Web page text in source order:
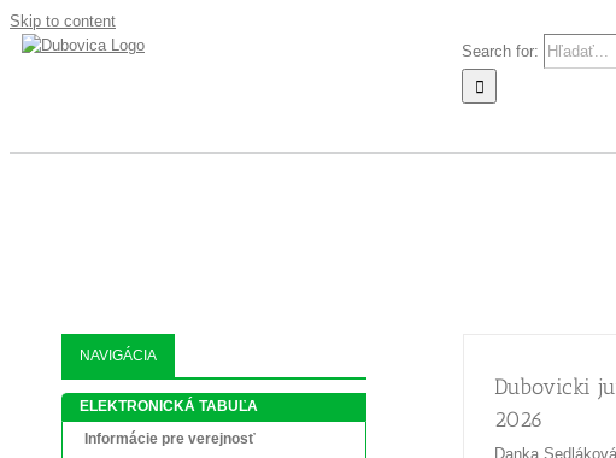
Skip to content
Search for:
Dubovicki
2026
Danka Sedláková
NAVIGÁCIA
ELEKTRONICKÁ TABUĽA
Informácie pre verejnosť